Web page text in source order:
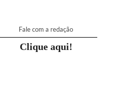
Fale com a redação
Clique aqui!